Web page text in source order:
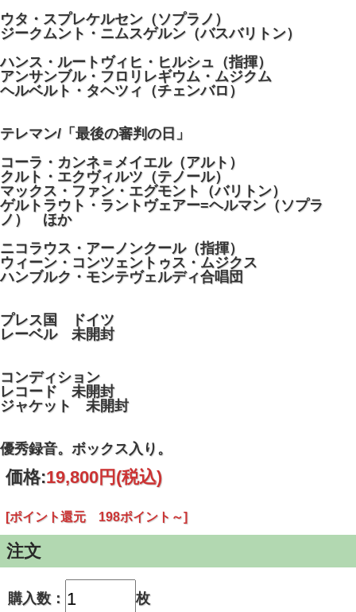
独TELEFUNKEN 635556EX
STEREO 4LP
ウタ・スプレケルセン（ソプラノ）
ジークムント・ニムスゲルン（バスバリトン）
ハンス・ルートヴィヒ・ヒルシュ（指揮）
アンサンブル・フロリレギウム・ムジクム
ヘルベルト・タヘツィ（チェンバロ）
テレマン/「最後の審判の日」
コーラ・カンネ＝メイエル（アルト）
クルト・エクヴィルツ（テノール）
マックス・ファン・エグモント（バリトン）
ゲルトラウト・ラントヴェアー=ヘルマン（ソプラ
ノ） ほか
ニコラウス・アーノンクール（指揮）
ウィーン・コンツェントゥス・ムジクス
ハンブルク・モンテヴェルディ合唱団
プレス国 ドイツ
レーベル 未開封
コンディション
レコード 未開封
ジャケット 未開封
優秀録音。ボックス入り。
価格:19,800円 (税込)
[ポイント還元 198ポイント～]
注文
購入数： 枚